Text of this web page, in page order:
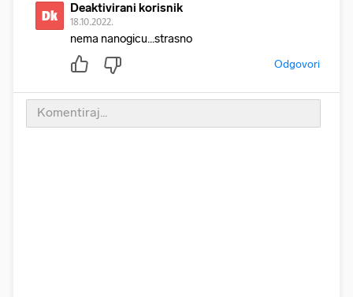
Dk Deaktivirani korisnik
18.10.2022.
nema nanogicu...strasno
Odgovori